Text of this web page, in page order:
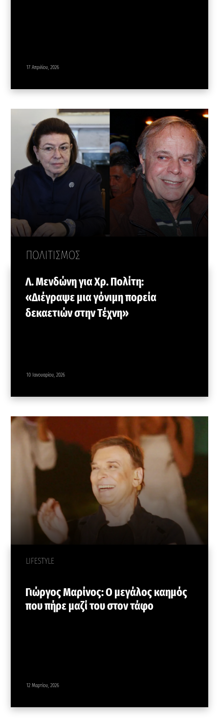
17 Απριλίου, 2026
ΠΟΛΙΤΙΣΜΟΣ
Λ. Μενδώνη για Χρ. Πολίτη:
«Διέγραψε μια γόνιμη πορεία
δεκαετιών στην Τέχνη»
10 Ιανουαρίου, 2026
LIFESTYLE
Γιώργος Μαρίνος: Ο μεγάλος καημός
που πήρε μαζί του στον τάφο
12 Μαρτίου, 2026